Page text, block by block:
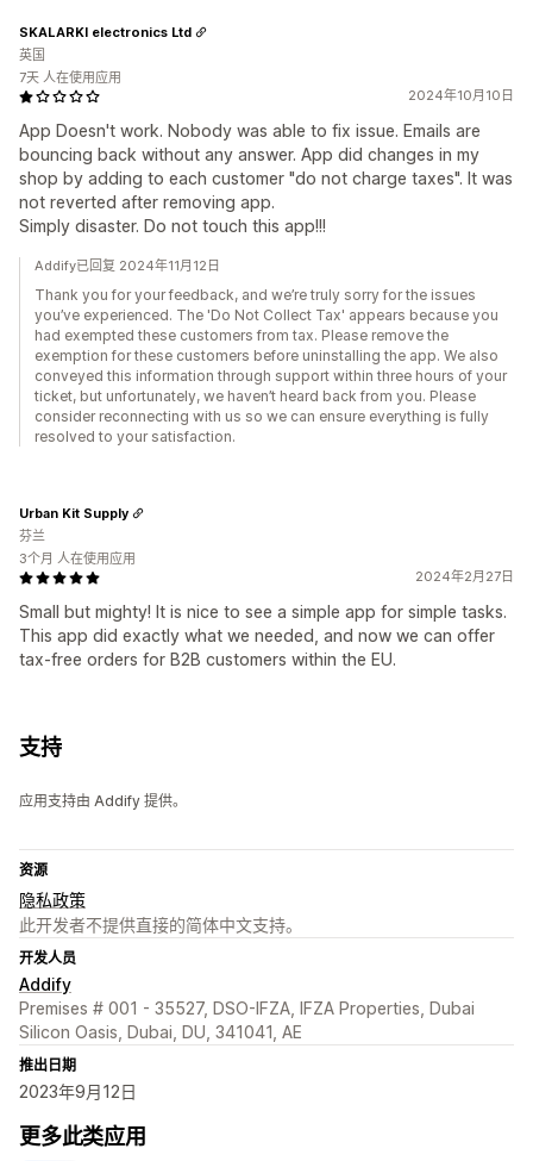
2024年10月10日
App Doesn't work. Nobody was able to fix issue. Emails are
bouncing back without any answer. App did changes in my
shop by adding to each customer "do not charge taxes". It was
not reverted after removing app.
Simply disaster. Do not touch this app!!!
SKALARKI electronics Ltd
英国
7天 人在使用应用
Addify已回复 2024年11月12日
Thank you for your feedback, and we’re truly sorry for the issues
you’ve experienced. The 'Do Not Collect Tax' appears because you
had exempted these customers from tax. Please remove the
exemption for these customers before uninstalling the app. We also
conveyed this information through support within three hours of your
ticket, but unfortunately, we haven’t heard back from you. Please
consider reconnecting with us so we can ensure everything is fully
resolved to your satisfaction.
2024年2月27日
Small but mighty! It is nice to see a simple app for simple tasks.
This app did exactly what we needed, and now we can offer
tax-free orders for B2B customers within the EU.
Urban Kit Supply
芬兰
3个月 人在使用应用
支持
应用支持由 Addify 提供。
资源
隐私政策
此开发者不提供直接的简体中文支持。
开发人员
Addify
Premises # 001 - 35527, DSO-IFZA, IFZA Properties, Dubai
Silicon Oasis, Dubai, DU, 341041, AE
推出日期
2023年9月12日
更多此类应用